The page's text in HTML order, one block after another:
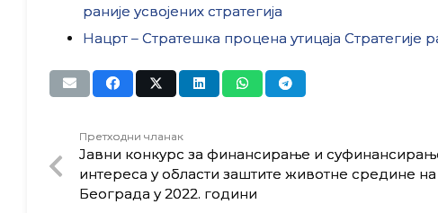
раније усвојених стратегија
Нацрт – Стратешка процена утицаја
Претходни чланак
Јавни конкурс за финансирање и
интереса у области заштите животне средине на
Београда у 2022. години